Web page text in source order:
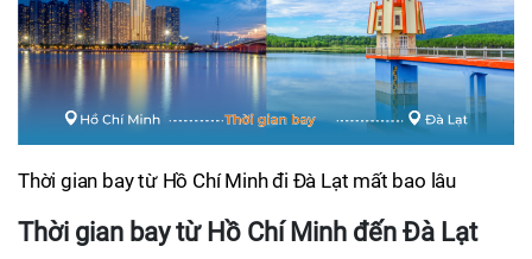
Thời gian bay từ Hồ Chí Minh đi Đà Lạt mất bao lâu
Thời gian bay từ Hồ Chí Minh đến Đà Lạt